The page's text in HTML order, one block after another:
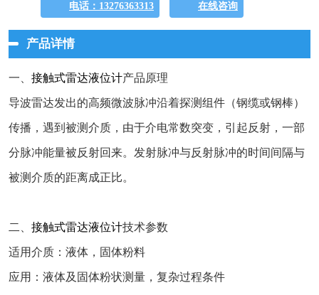
电话：13276363313 在线咨询
产品详情
一、 接触式雷达液位计产品原理
导波雷达发出的高频微波脉冲沿着探测组件（钢缆或钢棒）
传播，遇到被测介质，由于介电常数突变，引起反射，一部
分脉冲能量被反射回来。发射脉冲与反射脉冲的时间间隔与
被测介质的距离成正比。
二、 接触式雷达液位计技术参数
适用介质：液体，固体粉料
应用：液体及固体粉状测量，复杂过程条件